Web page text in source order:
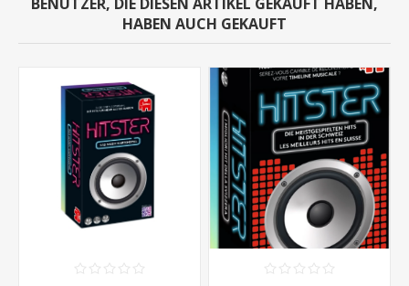
HABEN AUCH GEKAUFT